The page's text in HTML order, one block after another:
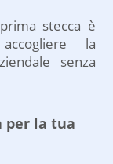
stecca è
la
senza
per la tua